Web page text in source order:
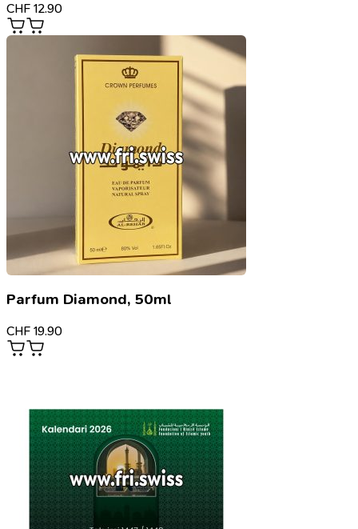
CHF 12.90
Parfum Diamond, 50ml
CHF 19.90